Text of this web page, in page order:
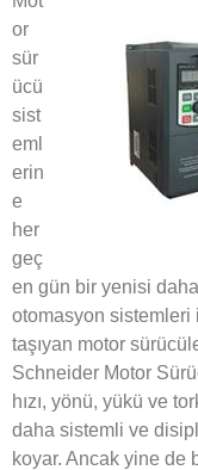
or
sür
ücü
sist
eml
erin
e
her
geç
en gün bir yenisi
otomasyon
taşıyan motor
Schneider Motor
hızı, yönü, yükü ve
daha sistemli ve
koyar. Ancak yine de